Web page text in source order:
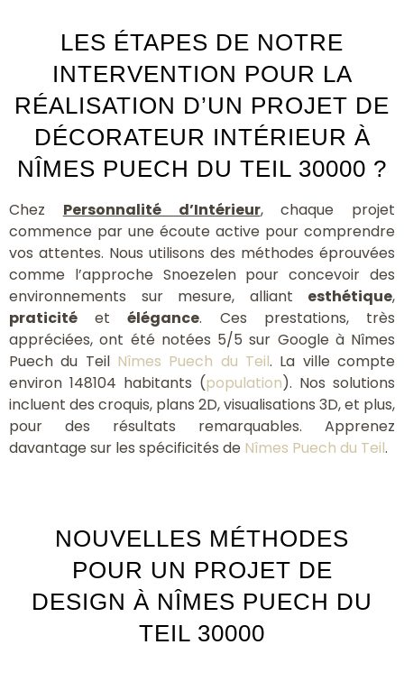
LES ÉTAPES DE NOTRE
INTERVENTION POUR LA
RÉALISATION D’UN PROJET DE
DÉCORATEUR INTÉRIEUR À
NÎMES PUECH DU TEIL 30000 ?
Chez Personnalité d’Intérieur, chaque projet
commence par une écoute active pour comprendre
vos attentes. Nous utilisons des méthodes éprouvées
comme l’approche Snoezelen pour concevoir des
environnements sur mesure, alliant esthétique,
praticité etélégance. Ces prestations, très
appréciées, ont été notées 5/5 sur Google à Nîmes
Puech du Teil Nîmes Puech du Teil. La ville compte
environ 148104 habitants (population). Nos solutions
incluent des croquis, plans 2D, visualisations 3D, et plus,
pour des résultats remarquables. Apprenez
davantage sur les spécificités de Nîmes Puech du Teil.
NOUVELLES MÉTHODES
POUR UN PROJET DE
DESIGN À NÎMES PUECH DU
TEIL 30000